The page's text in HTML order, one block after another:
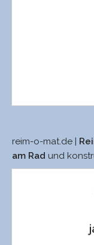
reim-o-mat.de |
am Rad und